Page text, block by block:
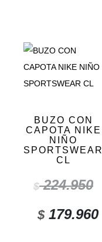
BUZO CON
CAPOTA NIKE
NIÑO
SPORTSWEAR
CL
$224.950
$179.960